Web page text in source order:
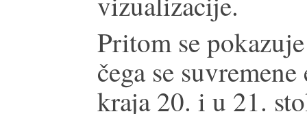
Pritom se
čega se
kraja 20. i u 21.